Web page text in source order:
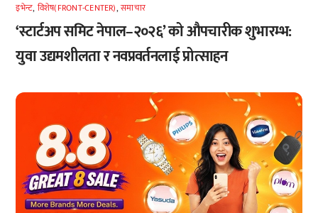
इभेन्ट, विशेष(FRONT-CENTER),समाचार
‘स्टार्टअप समिट नेपाल–२०२६’ को औपचारीक शुभारम्भ:
युवा उद्यमशीलता र नवप्रवर्तनलाई प्रोत्साहन